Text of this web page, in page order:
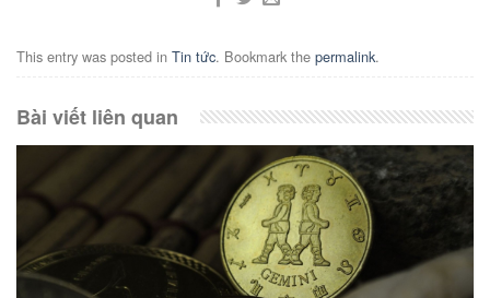
This entry was posted in Tin tức. Bookmark the permalink.
Bài viết liên quan